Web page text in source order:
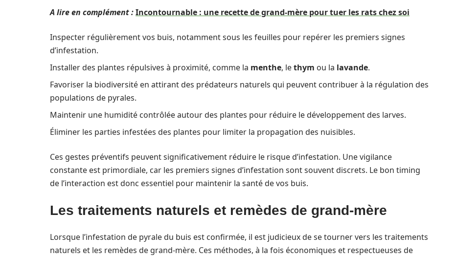
A lire en complément :Incontournable : une recette de grand-mère pour tuer les rats chez soi
Inspecter régulièrement vos buis, notamment sous les feuilles pour repérer les premiers signes
d’infestation.
Installer des plantes répulsives à proximité, comme la menthe, lethym ou la lavande.
Favoriser la biodiversité en attirant des prédateurs naturels qui peuvent contribuer à la régulation des
populations de pyrales.
Maintenir une humidité contrôlée autour des plantes pour réduire le développement des larves.
Éliminer les parties infestées des plantes pour limiter la propagation des nuisibles.
Ces gestes préventifs peuvent significativement réduire le risque d’infestation. Une vigilance
constante est primordiale, car les premiers signes d’infestation sont souvent discrets. Le bon timing
de l’interaction est donc essentiel pour maintenir la santé de vos buis.
Les traitements naturels et remèdes de grand-mère
Lorsque l’infestation de pyrale du buis est confirmée, il est judicieux de se tourner vers les traitements
naturels et les remèdes de grand-mère. Ces méthodes, à la fois économiques et respectueuses de